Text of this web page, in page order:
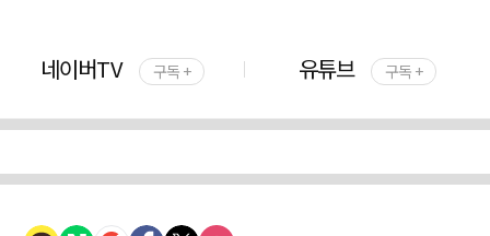
네이버TV 구독 + 유튜브 구독 +